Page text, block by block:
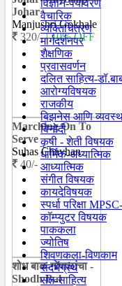
Johar
Manjushri Gokhale
320/-| 10% OFF
Marching On To
Serve
Suhas Chavhan
40/-
शोध बाळ-गोपाळांचा -
Shodh Bal
विज्ञान-पर्यावरण
वैचारिक
व्यक्तिचित्रण
मार्गदर्शनपर
शैक्षणिक
प्रवासवर्णन
दलित साहित्य-
आरोग्यविषयक
राजकीय
बिझनेस आणि
विनोदी
कृषी - शेती विषयक
धार्मिक-अध्यात्मिक
आध्यात्मिक
संगीत विषयक
कायदेविषयक
स्पर्धा परिक्षा
कॉम्प्युटर विषयक
पाककला
ज्योतिष
शिवणकला-विणकाम
संदर्भग्रंथ
संत-साहित्य